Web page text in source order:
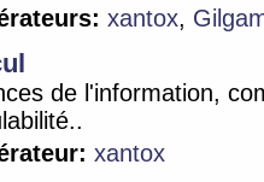
xantox,
de l'information,
xantox